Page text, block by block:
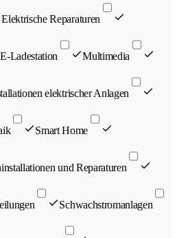
Elektrische Reparaturen
E-Ladestation Multimedia
elektrischer Anlagen
Smart Home
und Reparaturen
Schwachstromanlagen